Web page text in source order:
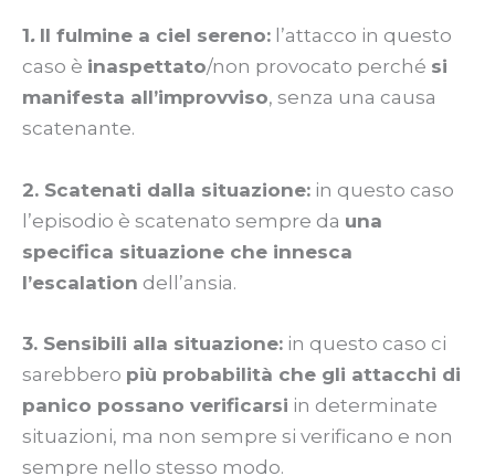
1. Il fulmine a ciel sereno: l’attacco in questo
caso è inaspettato/non provocato perché si
manifesta all’improvviso, senza una causa
scatenante.
2. Scatenati dalla situazione: in questo caso
l’episodio è scatenato sempre da una
specifica situazione che innesca
l’escalation dell’ansia.
3. Sensibili alla situazione: in questo caso ci
sarebbero più probabilità che gli attacchi di
panico possano verificarsi in determinate
situazioni, ma non sempre si verificano e non
sempre nello stesso modo.